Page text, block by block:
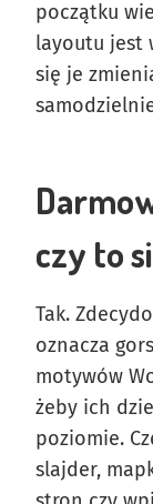
początku
layoutu jest
się je
czy to
Tak.
oznacza
motywów
żeby ich
poziomie.
slajder,